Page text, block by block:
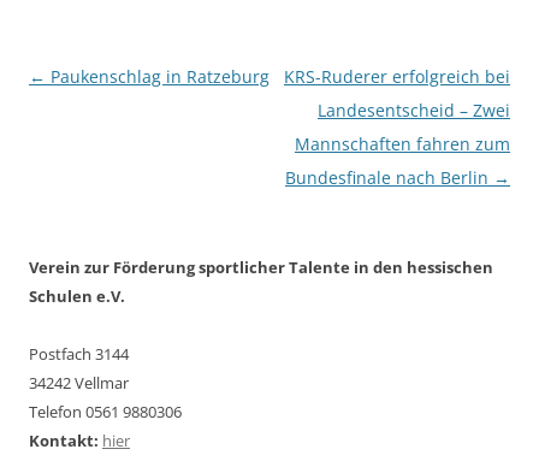
Beitragsnavigation
← Paukenschlag in Ratzeburg
KRS-Ruderer erfolgreich bei
Landesentscheid – Zwei
Mannschaften fahren zum
Bundesfinale nach Berlin →
Verein zur Förderung sportlicher Talente in den hessischen
Schulen e.V.
Postfach 3144
34242 Vellmar
Telefon 0561 9880306
Kontakt: hier